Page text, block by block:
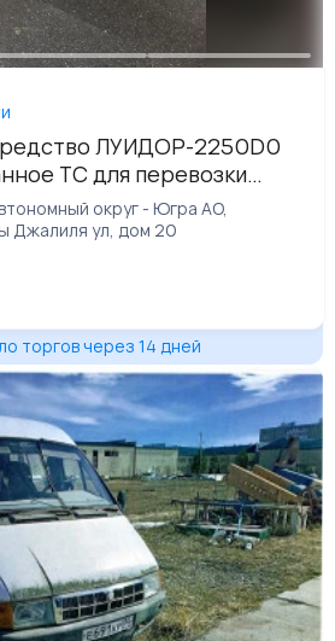
ЛУИДОР-2250D0
ТС для перевозки
номер (VIN)
округ - Югра АО,
Джалиля ул, дом 20
торгов через 14 дней